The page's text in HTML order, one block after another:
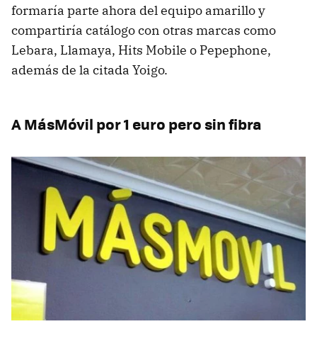
formaría parte ahora del equipo amarillo y
compartiría catálogo con otras marcas como
Lebara, Llamaya, Hits Mobile o Pepephone,
además de la citada Yoigo.
A MásMóvil por 1 euro pero sin fibra